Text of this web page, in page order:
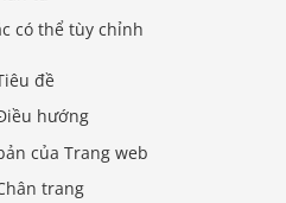
có thể tùy chỉnh
đề
hướng
của Trang web
trang